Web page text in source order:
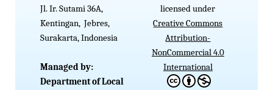
Jl. Ir. Sutami 36A,
Kentingan, Jebres,
Surakarta, Indonesia
Managed by:
Department of Local
licensed under
Creative Commons
Attribution-
NonCommercial 4.0
International